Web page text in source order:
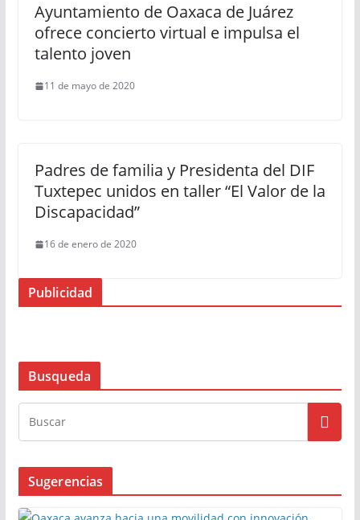
Ayuntamiento de Oaxaca de Juárez
ofrece concierto virtual e impulsa el
talento joven
11 de mayo de 2020
Padres de familia y Presidenta del DIF
Tuxtepec unidos en taller “El Valor de la
Discapacidad”
16 de enero de 2020
Publicidad
Busqueda
Sugerencias